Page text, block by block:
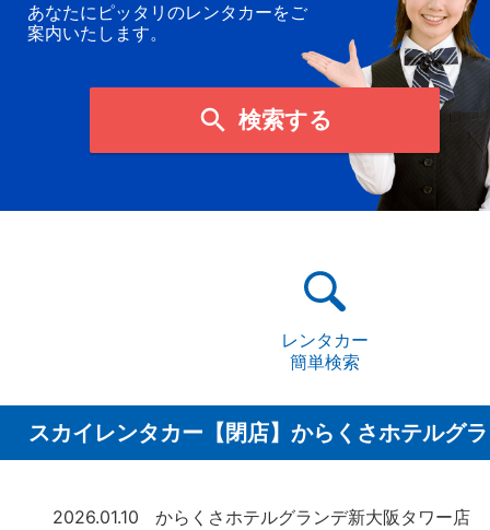
あなたにピッタリのレンタカーをご
案内いたします。
 検索する
レンタカー
簡単検索
スカイレンタカー【閉店】からくさホテルグ
2026.01.10
からくさホテルグランデ新大阪タワー店